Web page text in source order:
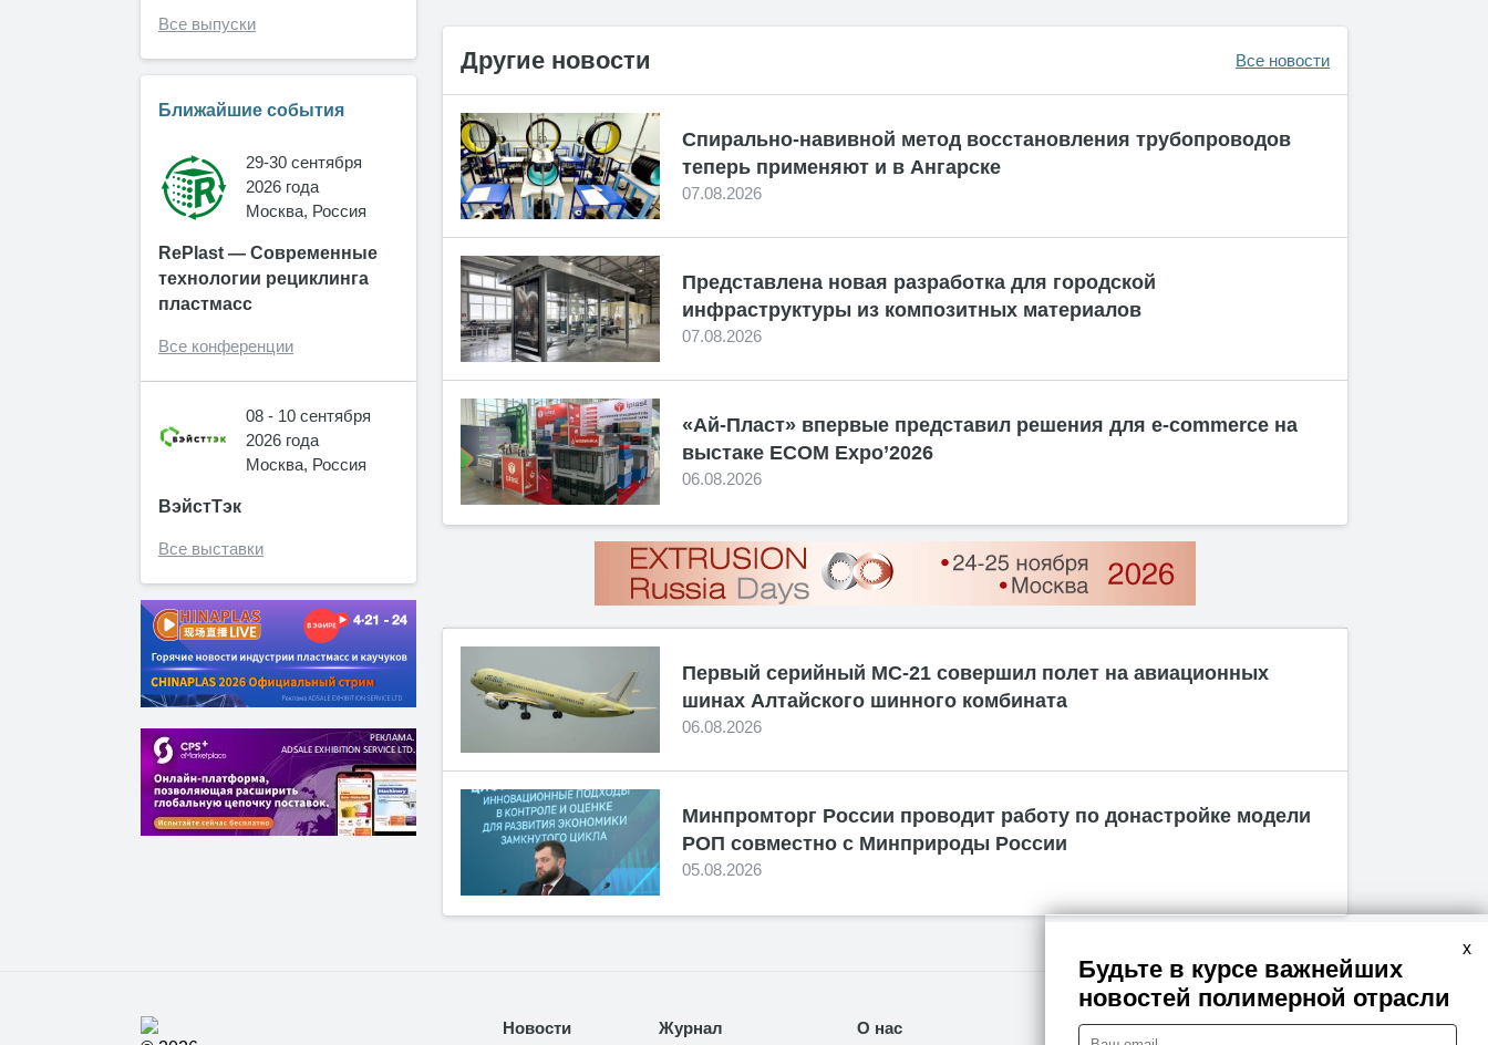
Все выпуски
Ближайшие события
29-30 сентября
2026 года
Москва, Россия
RePlast — Современные
технологии рециклинга
пластмасс
Все конференции
08 - 10 сентября
2026 года
Москва, Россия
ВэйстТэк
Все выставки
Другие новости Все новости
Спирально-навивной метод восстановления трубопроводов
теперь применяют и в Ангарске
07.08.2026
Представлена новая разработка для городской
инфраструктуры из композитных материалов
07.08.2026
«Ай-Пласт» впервые представил решения для e-commerce на
выстаке ECOM Expo’2026
06.08.2026
Первый серийный МС-21 совершил полет на авиационных
шинах Алтайского шинного комбината
06.08.2026
Минпромторг России проводит работу по донастройке модели
РОП совместно с Минприроды России
05.08.2026
x
Будьте в курсе важнейших
новостей полимерной отрасли
Новости Журнал О нас Правовая информация